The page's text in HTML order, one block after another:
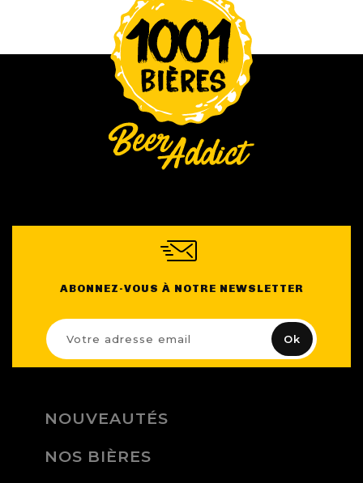
ABONNEZ-VOUS À NOTRE NEWSLETTER
NOUVEAUTÉS
NOS BIÈRES